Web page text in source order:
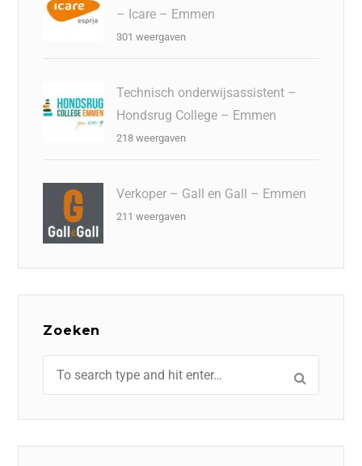
– Icare – Emmen
301 weergaven
Technisch onderwijsassistent –
Hondsrug College – Emmen
218 weergaven
Verkoper – Gall en Gall – Emmen
211 weergaven
Zoeken